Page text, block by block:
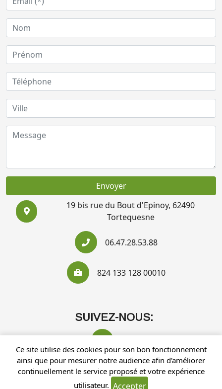
Envoyer
19 bis rue du Bout d'Epinoy, 62490
Tortequesne
06.47.28.53.88
824 133 128 00010
SUIVEZ-NOUS:
Recherches fréquentes
Ce site utilise des cookies pour son bon fonctionnement
ainsi que pour mesurer notre audience afin d'améliorer
continuellement le service proposé et votre expérience
utilisateur. Accepter